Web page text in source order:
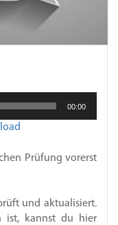
00:00
Prüfung vorerst
und aktualisiert.
ist, kannst du hier